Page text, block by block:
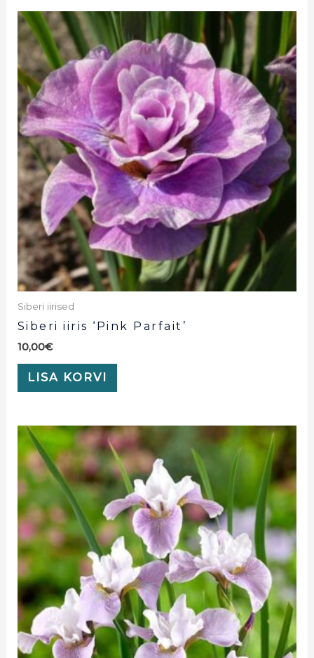
Siberi iirised
Siberi iiris ‘Pink Parfait’
10,00€
LISA KORVI